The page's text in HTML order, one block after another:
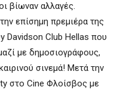
βίωναν αλλαγές.
επίσημη πρεμιέρα της
Davidson Club Hellas που
με δημοσιογράφους,
σινεμά! Μετά την
στο Cine Φλοίσβος με